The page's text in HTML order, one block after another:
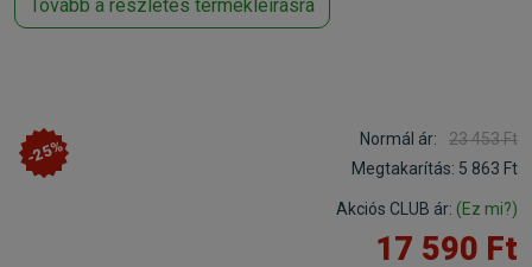
Tovább a részletes termékleírásra
-25% Normál ár:
23 453 Ft
Megtakarítás: 5 863 Ft
Akciós CLUB ár: (Ez mi?)
17 590 Ft